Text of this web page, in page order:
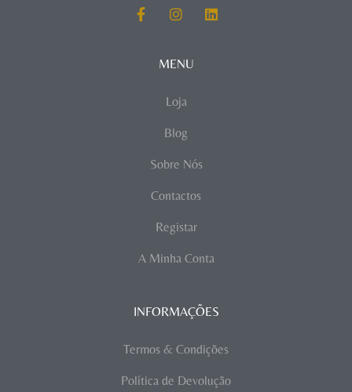
MENU
Loja
Blog
Sobre Nós
Contactos
Registar
A Minha Conta
INFORMAÇÕES
Termos & Condições
Política de Devolução